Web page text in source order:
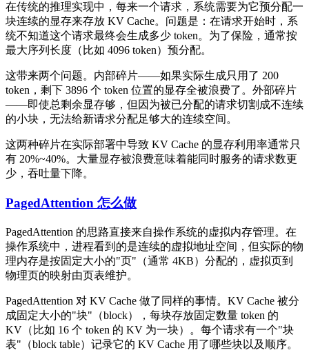
在传统的推理实现中，每来一个请求，系统需要为它预分配一
块连续的显存来存放 KV Cache。问题是：在请求开始时，系
统不知道这个请求最终会生成多少 token。为了保险，通常按
最大序列长度（比如 4096 token）预分配。
这带来两个问题。内部碎片——如果实际生成只用了 200
token，剩下 3896 个 token 位置的显存全被浪费了。外部碎片
——即使总剩余显存够，但因为被已分配的请求切割成不连续
的小块，无法给新请求分配足够大的连续空间。
这两种碎片在实际部署中导致 KV Cache 的显存利用率通常只
有 20%~40%。大量显存被浪费意味着能同时服务的请求数更
少，吞吐量下降。
PagedAttention 怎么做
PagedAttention 的思路直接来自操作系统的虚拟内存管理。在
操作系统中，进程看到的是连续的虚拟地址空间，但实际的物
理内存是按固定大小的"页"（通常 4KB）分配的，虚拟页到
物理页的映射由页表维护。
PagedAttention 对 KV Cache 做了同样的事情。KV Cache 被分
成固定大小的"块"（block），每块存放固定数量 token 的
KV（比如 16 个 token 的 KV 为一块）。每个请求有一个"块
表"（block table）记录它的 KV Cache 用了哪些块以及顺序。